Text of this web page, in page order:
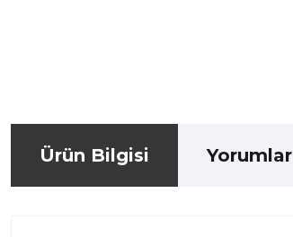
Ürün Bilgisi Yorumlar